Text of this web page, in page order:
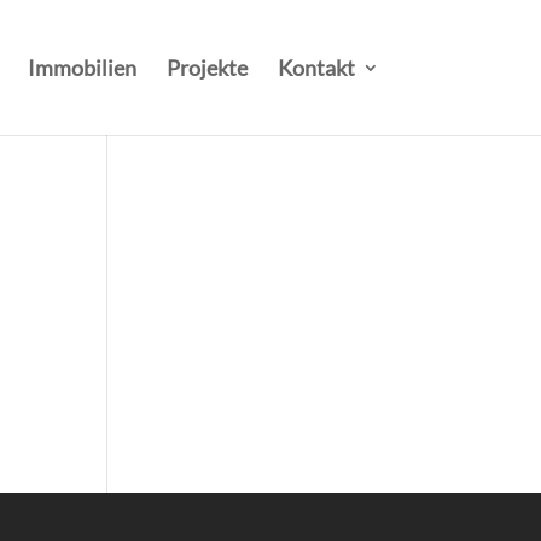
Immobilien Projekte Kontakt